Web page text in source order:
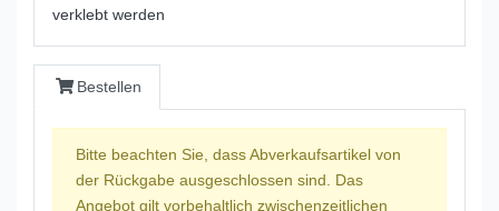
verklebt werden
Bestellen
Bitte beachten Sie, dass Abverkaufsartikel von
der Rückgabe ausgeschlossen sind. Das
Angebot gilt vorbehaltlich zwischenzeitlichen